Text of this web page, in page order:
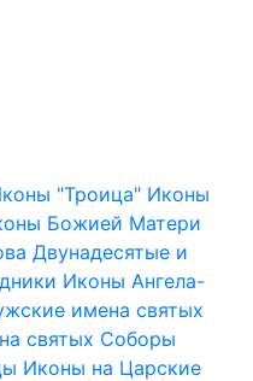
"Троица" Иконы
Божией Матери
Двунадесятые и
Иконы Ангела-
имена святых
святых Соборы
Иконы на Царские